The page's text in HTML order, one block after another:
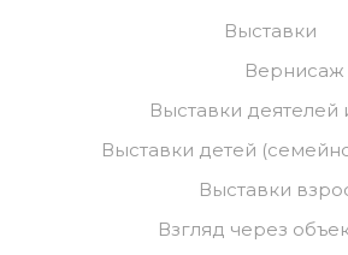
Выставки
Вернисаж
Выставки деятелей
Выставки детей
Выставки
Взгляд через